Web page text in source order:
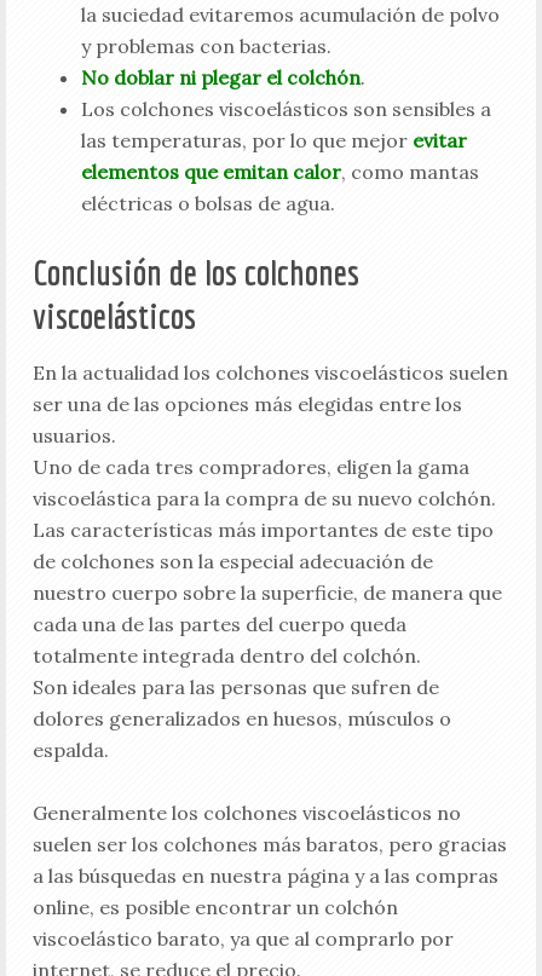
la suciedad evitaremos acumulación de polvo
y problemas con bacterias.
No doblar ni plegar el colchón.
Los colchones viscoelásticos son sensibles a
las temperaturas, por lo que mejor evitar
elementos que emitan calor, como mantas
eléctricas o bolsas de agua.
Conclusión de los colchones
viscoelásticos
En la actualidad los colchones viscoelásticos suelen
ser una de las opciones más elegidas entre los
usuarios.
Uno de cada tres compradores, eligen la gama
viscoelástica para la compra de su nuevo colchón.
Las características más importantes de este tipo
de colchones son la especial adecuación de
nuestro cuerpo sobre la superficie, de manera que
cada una de las partes del cuerpo queda
totalmente integrada dentro del colchón.
Son ideales para las personas que sufren de
dolores generalizados en huesos, músculos o
espalda.
Generalmente los colchones viscoelásticos no
suelen ser los colchones más baratos, pero gracias
a las búsquedas en nuestra página y a las compras
online, es posible encontrar un colchón
viscoelástico barato, ya que al comprarlo por
internet, se reduce el precio.